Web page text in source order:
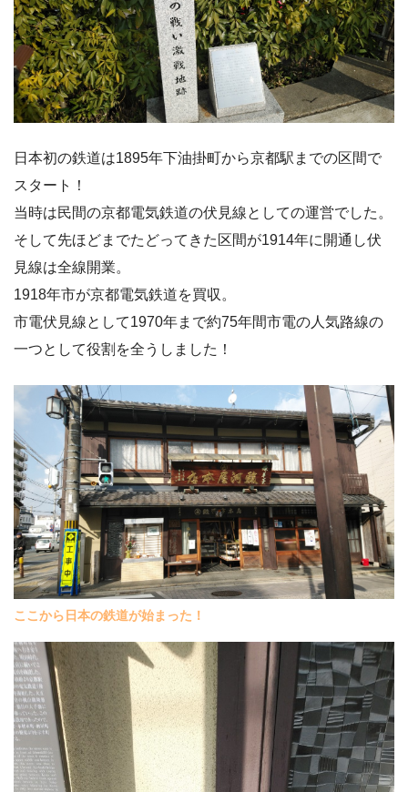
日本初の鉄道は1895年下油掛町から京都駅までの区間で
スタート！
当時は民間の京都電気鉄道の伏見線としての運営でした。
そして先ほどまでたどってきた区間が1914年に開通し伏
見線は全線開業。
1918年市が京都電気鉄道を買収。
市電伏見線として1970年まで約75年間市電の人気路線の
一つとして役割を全うしました！
ここから日本の鉄道が始まった！